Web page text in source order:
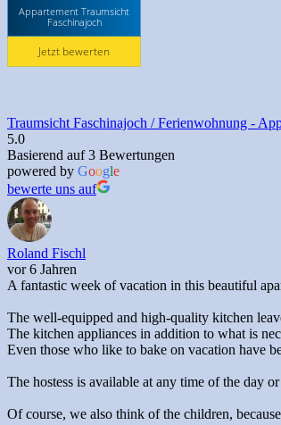
Appartement Traumsicht
Faschinajoch
Jetzt bewerten
Traumsicht Faschinajoch / Ferienwohnung -
5.0
Basierend auf 3 Bewertungen
powered by Google
bewerte uns auf
Roland Fischl
vor 6 Jahren
A fantastic week of vacation in this beautiful
The well-equipped and high-quality kitchen
The kitchen appliances in addition to what is
Even those who like to bake on vacation have
The hostess is available at any time of the day
Of course, we also think of the children,